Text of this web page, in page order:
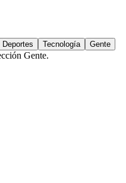
Deportes Tecnología Gente
Gente.